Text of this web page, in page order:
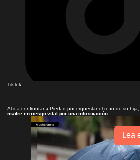
TikTok
Al ir a confrontar a Piedad por orquestar el robo de su hija,
madre en riesgo vital por una intoxicación.
Lea